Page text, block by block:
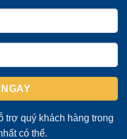
trợ quý khách hàng trong
có thể.